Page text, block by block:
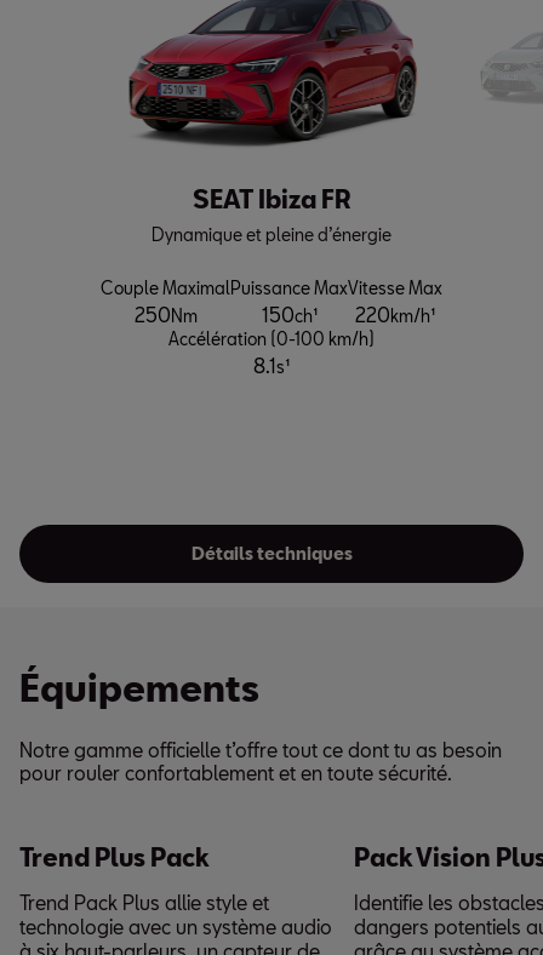
SEAT Ibiza FR
Dynamique et pleine d’énergie
Couple Maximal
250Nm
Puissance Max
150ch¹
Vitesse Max
220km/h¹
Accélération (0-100 km/h)
8.1s¹
Détails techniques
Équipements
Notre gamme officielle t’offre tout ce dont tu as besoin
pour rouler confortablement et en toute sécurité.
Trend Plus Pack
Trend Pack Plus allie style et
technologie avec un système audio
Pack Vision
Identifie les
dangers potentiels